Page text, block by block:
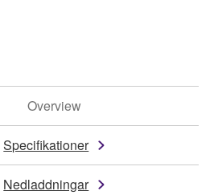
Overview
Specifikationer
Nedladdningar